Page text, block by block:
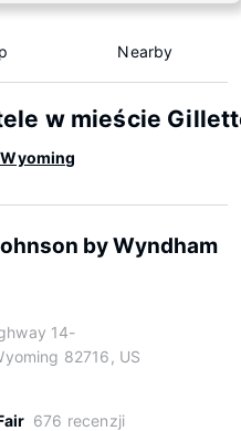
Nearby
w mieście
by Wyndham
14-
82716, US
676 recenzji